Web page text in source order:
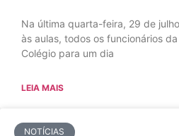
Na última quarta-feira, 29 de
às aulas, todos os funcionários
Colégio para um dia
LEIA MAIS
NOTÍCIAS